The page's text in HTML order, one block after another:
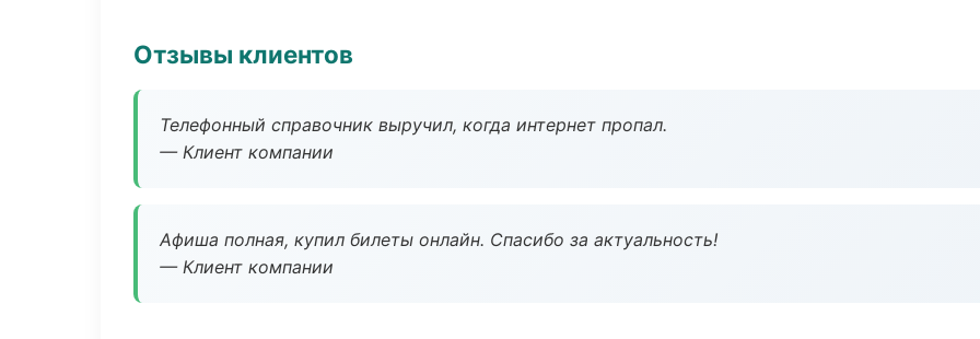
Отзывы клиентов
Телефонный справочник выручил, когда интернет пропал.
— Клиент компании
Афиша полная, купил билеты онлайн. Спасибо за актуальность!
— Клиент компании